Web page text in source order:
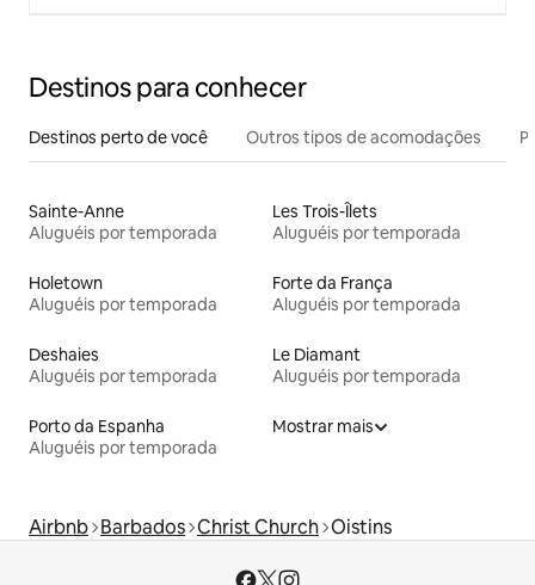
Destinos para conhecer
Destinos perto de você Outros tipos de acomodações
Sainte-Anne
Aluguéis por temporada
Les Trois-Îlets
Aluguéis por temporada
Holetown
Aluguéis por temporada
Forte da França
Aluguéis por temporada
Deshaies
Aluguéis por temporada
Le Diamant
Aluguéis por temporada
Porto da Espanha
Aluguéis por temporada
Mostrar mais
Airbnb Barbados Christ Church Oistins